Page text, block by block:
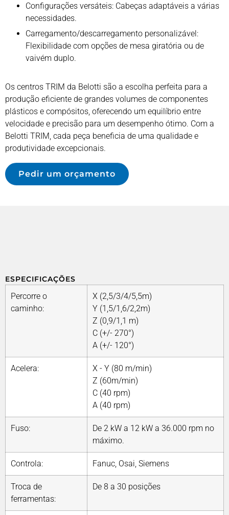
Configurações versáteis: Cabeças adaptáveis a várias
necessidades.
Carregamento/descarregamento personalizável:
Flexibilidade com opções de mesa giratória ou de
vaivém duplo.
Os centros TRIM da Belotti são a escolha perfeita para a
produção eficiente de grandes volumes de componentes
plásticos e compósitos, oferecendo um equilíbrio entre
velocidade e precisão para um desempenho ótimo. Com a
Belotti TRIM, cada peça beneficia de uma qualidade e
produtividade excepcionais.
Pedir um orçamento
ESPECIFICAÇÕES
Percorre o
caminho:
X (2,5/3/4/5,5m)
Y (1,5/1,6/2,2m)
Z (0,9/1,1 m)
C (+/- 270°)
A (+/- 120°)
Acelera:
X - Y (80 m/min)
Z (60m/min)
C (40 rpm)
A (40 rpm)
Fuso:
De 2 kW a 12 kW a 36.000 rpm no
máximo.
Controla: Fanuc, Osai, Siemens
Troca de
ferramentas:
De 8 a 30 posições